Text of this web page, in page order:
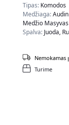
Tipas: Komodos
Medžiaga:
Medžio
Spalva: Juoda,
Turime
Nemokamas